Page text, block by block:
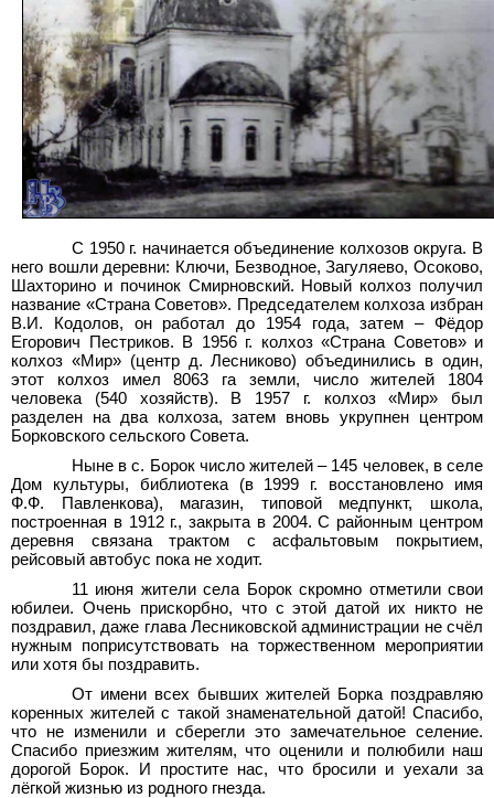
C 1950 г. начинается объединение колхозов округа. В
него вошли деревни: Ключи, Безводное, Загуляево, Осоково,
Шахторино и починок Смирновский. Новый колхоз получил
название «Страна Советов». Председателем колхоза избран
В.И.
Кодолов, он работал до 1954
года, затем – Фёдор
Егорович Пестриков. В 1956 г. колхоз «Страна Советов» и
колхоз «Мир» (центр д. Лесниково) объединились в один,
этот колхоз имел 8063 га земли, число жителей 1804
человека (540 хозяйств). B 1957
г. колхоз «Мир» был
разделен на два колхоза, затем вновь укрупнен центром
Борковского сельского Совета.
Ныне в с. Борок число жителей – 145 человек, в селе
Дом культуры, библиотека (в 1999
г. восстановлено имя
Ф.Ф.
Павленкова), магазин, типовой медпункт, школа,
построенная в 1912 г., закрыта в 2004. C районным центром
деревня связана трактом с асфальтовым покрытием,
рейсовый автобус пока не ходит.
11 июня жители села Борок скромно отметили свои
юбилеи. Очень прискорбно, что с этой датой их никто не
поздравил, даже глава Лесниковской администрации не счёл
нужным поприсутствовать на торжественном мероприятии
или хотя бы поздравить.
От имени всех бывших жителей Борка поздравляю
коренных жителей с такой знаменательной датой! Спасибо,
что не изменили и сберегли это замечательное селение.
Спасибо приезжим жителям, что оценили и полюбили наш
дорогой Борок. И простите нас, что бросили и уехали за
лёгкой жизнью из родного гнезда.